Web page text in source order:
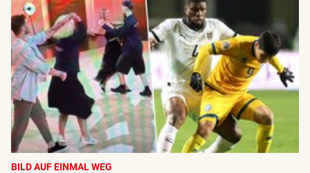
BILD AUF EINMAL WEG